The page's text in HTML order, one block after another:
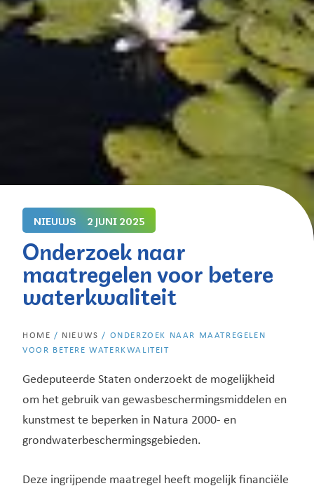
NIEUWS 2 JUNI 2025
Onderzoek naar
maatregelen voor betere
waterkwaliteit
HOME / NIEUWS / ONDERZOEK NAAR MAATREGELEN
VOOR BETERE WATERKWALITEIT
Gedeputeerde Staten onderzoekt de mogelijkheid
om het gebruik van gewasbeschermingsmiddelen en
kunstmest te beperken in Natura 2000- en
grondwaterbeschermingsgebieden.
Deze ingrijpende maatregel heeft mogelijk financiële